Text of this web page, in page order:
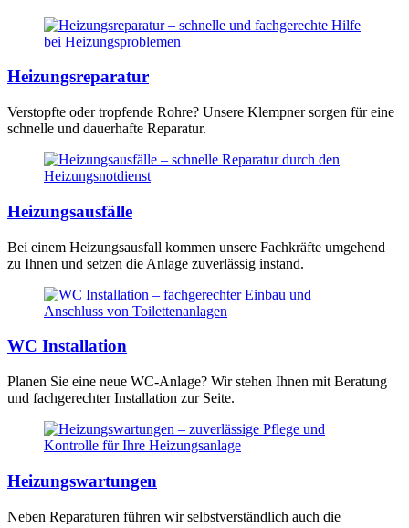
Heizungsreparatur
Verstopfte oder tropfende Rohre? Unsere Klempner sorgen für eine
schnelle und dauerhafte Reparatur.
Heizungsausfälle
Bei einem Heizungsausfall kommen unsere Fachkräfte umgehend
zu Ihnen und setzen die Anlage zuverlässig instand.
WC Installation
Planen Sie eine neue WC-Anlage? Wir stehen Ihnen mit Beratung
und fachgerechter Installation zur Seite.
Heizungswartungen
Neben Reparaturen führen wir selbstverständlich auch die